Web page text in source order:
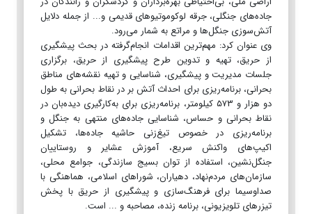
جاده‌های جنگلی، جرقه لوکوموتیوهای قدیمی و... از جمله دلایل
آتش‌سوزی جنگل‌ها و مراتع به شمار می‌رود.
وی عنوان کرد: مهم‌ترین اقدامات انجام‌گرفته در بحث پیشگیری
از حریق، تهیه و تدوین طرح پیشگیری از حریق، برگزاری
جلسات مدیریت و پیشگیری، شناسایی و تهیه نقشه‌های مناطق
بحرانی، برنامه‌ریزی برای احداث آتش بر در نقاط بحرانی به طول
دو هزار و ۵۷۳ کیلومتر، برنامه‌ریزی برای به‌کارگیری دیده‌بان در
نقاط بحرانی و حساس، شناسایی جاده‌های منتهی به جنگل و
برنامه‌ریزی در خصوص تیغ‌زنی حاشیه جاده‌ها، تشکیل
اکیپ‌های واکنش سریع، آموزش عشایر و روستاییان
جنگل‌نشین، استفاده از توان بسیج سازندگی، جوامع محلی،
سازمان‌های مردم‌نهاد، دهیاران، شوراهای اسلامی، هماهنگی با
صداوسیما برای فرهنگ‌سازی و پیشگیری از حریق با پخش
تیزرهای تلویزیونی، برنامه زنده، مصاحبه و ... است.